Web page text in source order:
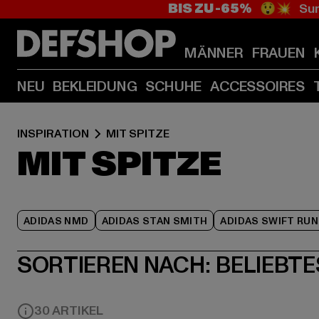
BIS ZU -65% 😲💥
MÄNNER FRAUEN
NEU BEKLEIDUNG SCHUHE ACCESSOIRES
INSPIRATION MIT SPITZE
MIT SPITZE
ADIDAS NMD ADIDAS STAN SMITH ADIDAS SWIFT RUN
SORTIEREN NACH:
30 ARTIKEL